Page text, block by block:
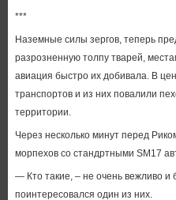
***
Наземные силы зергов, теперь
разрозненную толпу тварей,
авиация быстро их добивала. В
транспортов и из них повалили
территории.
Через несколько минут перед
морпехов со стандртными SM17
— Кто такие, – не очень вежливо и
поинтересовался один из них.